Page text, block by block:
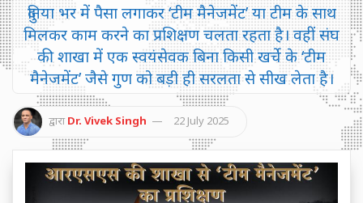
दुनिया भर में पैसा लगाकर ‘टीम मैनेजमेंट’ या टीम के साथ
मिलकर काम करने का प्रशिक्षण चलता रहता है। वहीं संघ
की शाखा में एक स्वयंसेवक बिना किसी खर्चे के ‘टीम
मैनेजमेंट’ जैसे गुण को बड़ी ही सरलता से सीख लेता है।
द्वारा Dr. Vivek Singh 22 July 2025